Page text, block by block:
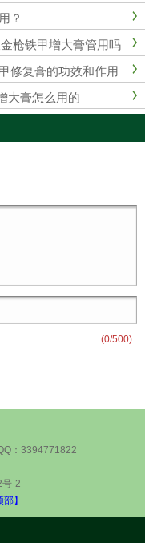
？
枪铁甲增大膏管用吗
修复膏的功效和作用
大膏怎么用的
(0/500)
：3394771822
-2
部】